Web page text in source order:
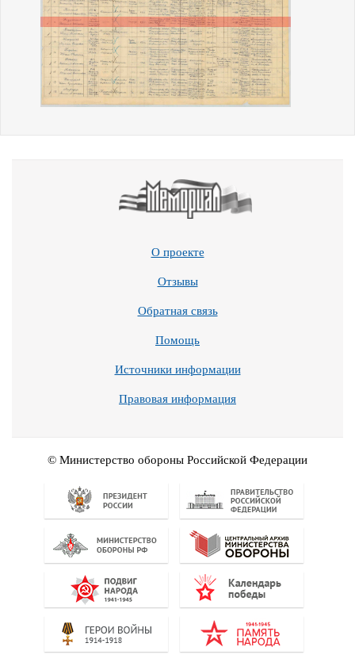
О проекте
Отзывы
Обратная связь
Помощь
Источники информации
Правовая информация
© Министерство обороны Российской Федерации